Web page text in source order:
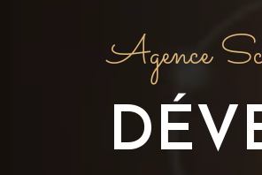
Agence